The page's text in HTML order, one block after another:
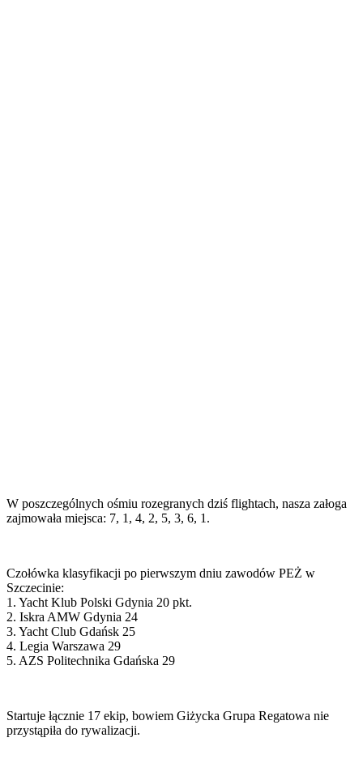
W poszczególnych ośmiu rozegranych dziś flightach, nasza załoga
zajmowała miejsca: 7, 1, 4, 2, 5, 3, 6, 1.
Czołówka klasyfikacji po pierwszym dniu zawodów PEŻ w
Szczecinie:
1. Yacht Klub Polski Gdynia 20 pkt.
2. Iskra AMW Gdynia 24
3. Yacht Club Gdańsk 25
4. Legia Warszawa 29
5. AZS Politechnika Gdańska 29
Startuje łącznie 17 ekip, bowiem Giżycka Grupa Regatowa nie
przystąpiła do rywalizacji.